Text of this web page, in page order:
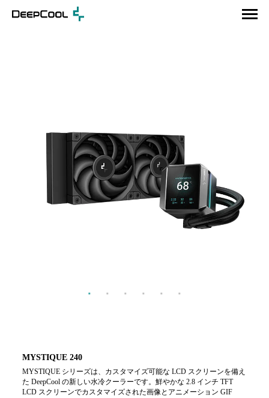
MYSTIQUE 240
MYSTIQUE シリーズは、カスタマイズ可能な LCD スクリーンを備え
た DeepCool の新しい水冷クーラーです。鮮やかな 2.8 インチ TFT
LCD スクリーンでカスタマイズされた画像とアニメーション GIF